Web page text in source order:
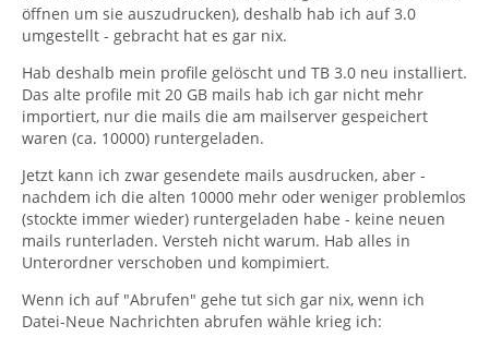
öffnen um sie auszudrucken), deshalb hab ich auf 3.0
umgestellt - gebracht hat es gar nix.
Hab deshalb mein profile gelöscht und TB 3.0 neu installiert.
Das alte profile mit 20 GB mails hab ich gar nicht mehr
importiert, nur die mails die am mailserver gespeichert
waren (ca. 10000) runtergeladen.
Jetzt kann ich zwar gesendete mails ausdrucken, aber -
nachdem ich die alten 10000 mehr oder weniger problemlos
(stockte immer wieder) runtergeladen habe - keine neuen
mails runterladen. Versteh nicht warum. Hab alles in
Unterordner verschoben und kompimiert.
Wenn ich auf "Abrufen" gehe tut sich gar nix, wenn ich
Datei-Neue Nachrichten abrufen wähle krieg ich: